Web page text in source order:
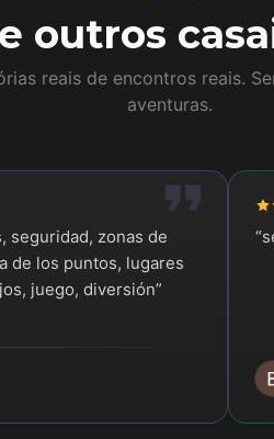
outros
reais de encontros reais.
aventuras.
seguridad, zonas de
de los puntos, lugares
juego, diversión”
“